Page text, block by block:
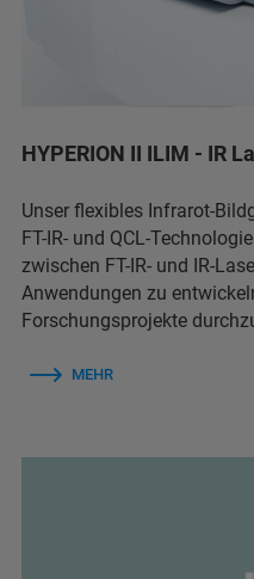
HYPERION II ILIM - IR
Unser flexibles Infrarot-
FT-IR- und QCL-
zwischen FT-IR- und IR-
Anwendungen zu
Forschungsprojekte
MEHR